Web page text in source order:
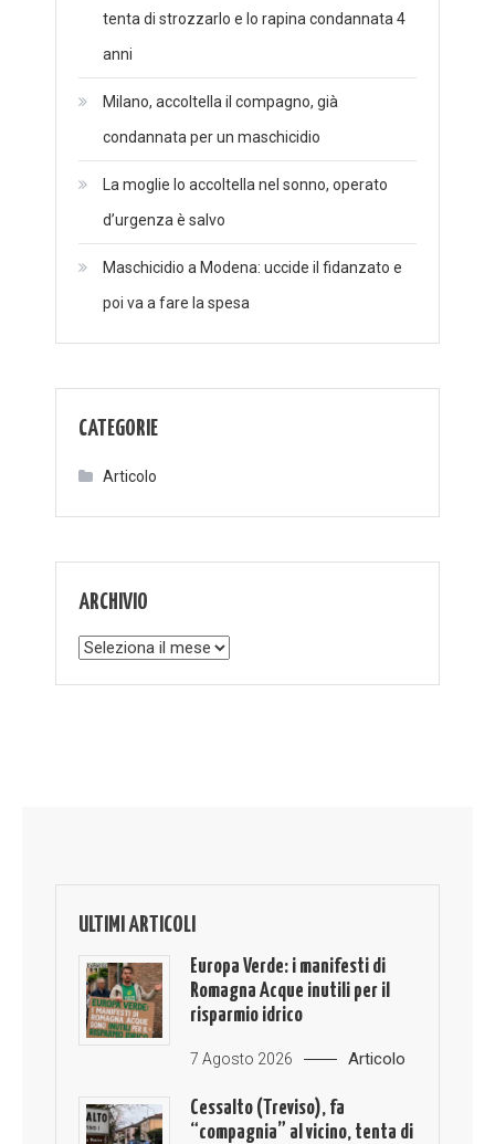
tenta di strozzarlo e lo rapina condannata 4
anni
Milano, accoltella il compagno, già
condannata per un maschicidio
La moglie lo accoltella nel sonno, operato
d’urgenza è salvo
Maschicidio a Modena: uccide il fidanzato e
poi va a fare la spesa
CATEGORIE
Articolo
ARCHIVIO
Archivio
ULTIMI ARTICOLI
Europa Verde: i manifesti di
Romagna Acque inutili per il
risparmio idrico
7 Agosto 2026 Articolo
Cessalto (Treviso), fa
“compagnia” al vicino, tenta di